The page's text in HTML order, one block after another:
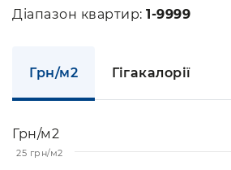
Діапазон квартир: 1-9999
Грн/м2 Гігакалорії
Грн/м2
25 грн/м2